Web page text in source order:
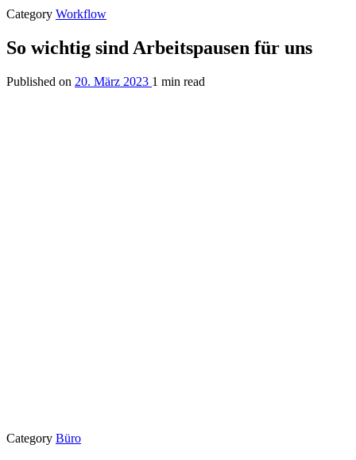
Category Workflow
So wichtig sind Arbeitspausen für uns
Published on 20. März 2023 1 min read
Category Büro